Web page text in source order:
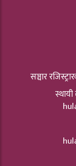
सञ्चार